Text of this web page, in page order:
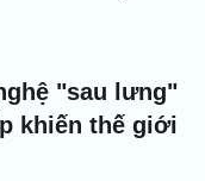
"sau lưng"
khiến thế giới